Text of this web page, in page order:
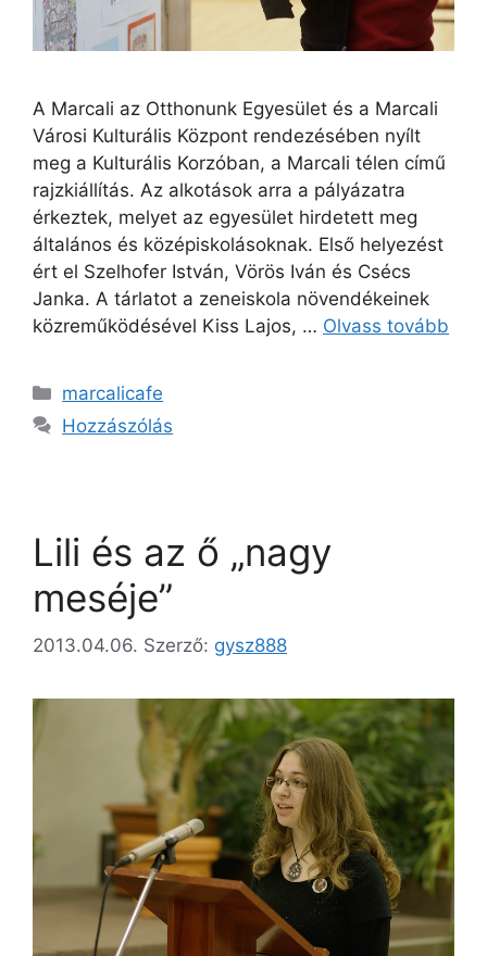
A Marcali az Otthonunk Egyesület és a Marcali
Városi Kulturális Központ rendezésében nyílt
meg a Kulturális Korzóban, a Marcali télen című
rajzkiállítás. Az alkotások arra a pályázatra
érkeztek, melyet az egyesület hirdetett meg
általános és középiskolásoknak. Első helyezést
ért el Szelhofer István, Vörös Iván és Csécs
Janka. A tárlatot a zeneiskola növendékeinek
közreműködésével Kiss Lajos, … Olvass tovább
marcalicafe
Hozzászólás
Lili és az ő „nagy
meséje”
2013.04.06. Szerző: gysz888